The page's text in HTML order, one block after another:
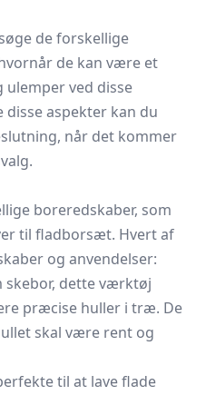
de forskellige
de kan være et
ulemper ved disse
disse aspekter kan du
når det kommer
boreredskaber, som
til fladborsæt. Hvert af
og anvendelser:
skebor, dette værktøj
præcise huller i træ. De
skal være rent og
til at lave flade